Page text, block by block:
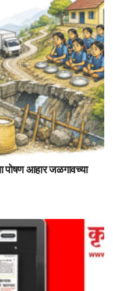
आहार जळगावच्या